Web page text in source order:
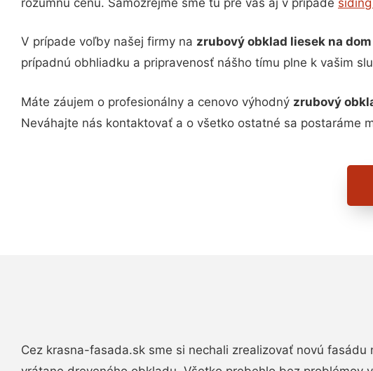
V prípade voľby našej firmy na zrubový obklad liesek na
prípadnú obhliadku a pripravenosť nášho tímu plne k vašim
Máte záujem o profesionálny a cenovo výhodný zrubový
Neváhajte nás kontaktovať a o všetko ostatné sa postaráme
Cez krasna-fasada.sk sme si nechali zrealizovať novú fasádu